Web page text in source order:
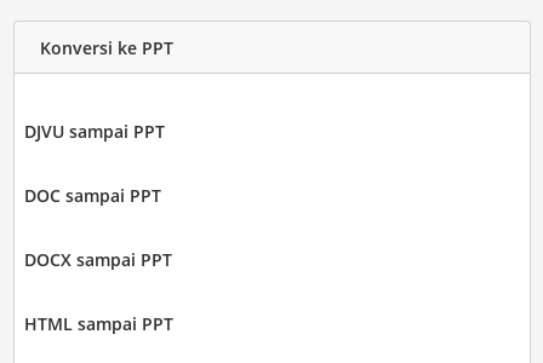
Konversi ke PPT
DJVU sampai PPT
DOC sampai PPT
DOCX sampai PPT
HTML sampai PPT